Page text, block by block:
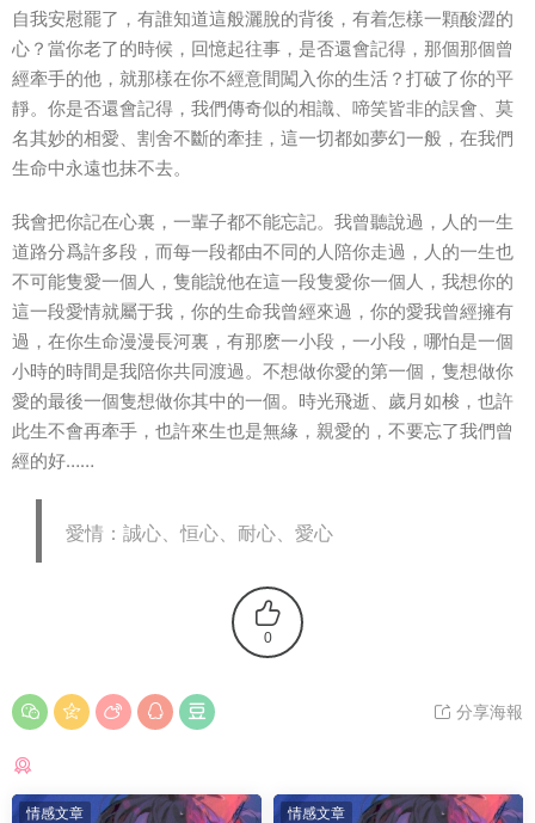
自我安慰罷了，有誰知道這般灑脫的背後，有着怎樣一顆酸澀的
心？當你老了的時候，回憶起往事，是否還會記得，那個那個曾
經牽手的他，就那樣在你不經意間闖入你的生活？打破了你的平
靜。你是否還會記得，我們傳奇似的相識、啼笑皆非的誤會、莫
名其妙的相愛、割舍不斷的牽挂，這一切都如夢幻一般，在我們
生命中永遠也抹不去。
我會把你記在心裏，一輩子都不能忘記。我曾聽說過，人的一生
道路分爲許多段，而每一段都由不同的人陪你走過，人的一生也
不可能隻愛一個人，隻能說他在這一段隻愛你一個人，我想你的
這一段愛情就屬于我，你的生命我曾經來過，你的愛我曾經擁有
過，在你生命漫漫長河裏，有那麽一小段，一小段，哪怕是一個
小時的時間是我陪你共同渡過。不想做你愛的第一個，隻想做你
愛的最後一個隻想做你其中的一個。時光飛逝、歲月如梭，也許
此生不會再牽手，也許來生也是無緣，親愛的，不要忘了我們曾
經的好……
愛情：誠心、恒心、耐心、愛心
0
分享海報
情感文章 情感文章